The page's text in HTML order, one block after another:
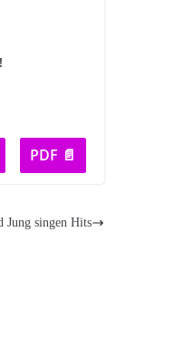
PDF 📄
Jung singen Hits